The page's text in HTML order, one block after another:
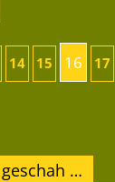
14 15 16 17
…